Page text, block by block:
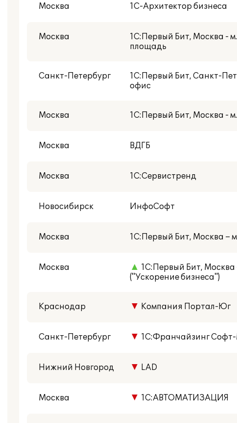
Москва 1С-Архитектор бизнеса
Москва
1С:Первый Бит, Москва -
площадь
Санкт-Петербург
1С:Первый Бит, Санкт-
офис
Москва 1С:Первый Бит, Москва -
Москва ВДГБ
Москва 1С:Сервистренд
Новосибирск ИнфоСофт
Москва 1С:Первый Бит, Москва –
Москва ▲ 1С:Первый Бит, Москва
("Ускорение бизнеса")
Краснодар ▼ Компания Портал-Юг
Санкт-Петербург ▼ 1С:Франчайзинг
Нижний Новгород ▼ LAD
Москва ▼ 1С:АВТОМАТИЗАЦИЯ